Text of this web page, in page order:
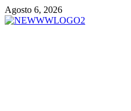
Vai
al
Agosto 6, 2026